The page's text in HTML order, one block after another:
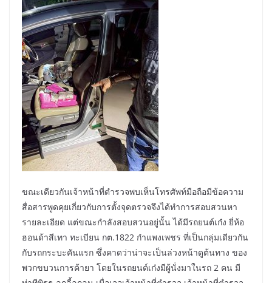
ขณะเดียวกันเจ้าหน้าที่ตำรวจพบเห็นโทรศัพท์มือถือมีข้อความ
สื่อสารพูดคุยเกี่ยวกับการตั้งจุดตรวจจึงได้ทำการสอบสวนหา
รายละเอียด แต่ขณะกำลังสอบสวนอยู่นั้น ได้มีรถยนต์เก๋ง ยี่ห้อ
ฮอนด้าสีเทา ทะเบียน กต.1822 กำแพงเพชร ที่เป็นกลุ่มเดียวกัน
กับรถกระบะคันแรก ซึ่งคาดว่าน่าจะเป็นล่วงหน้าดูต้นทาง ของ
พวกขบวนการค้ายา โดยในรถยนต์เก๋งมีผู้นั่งมาในรถ 2 คน มี